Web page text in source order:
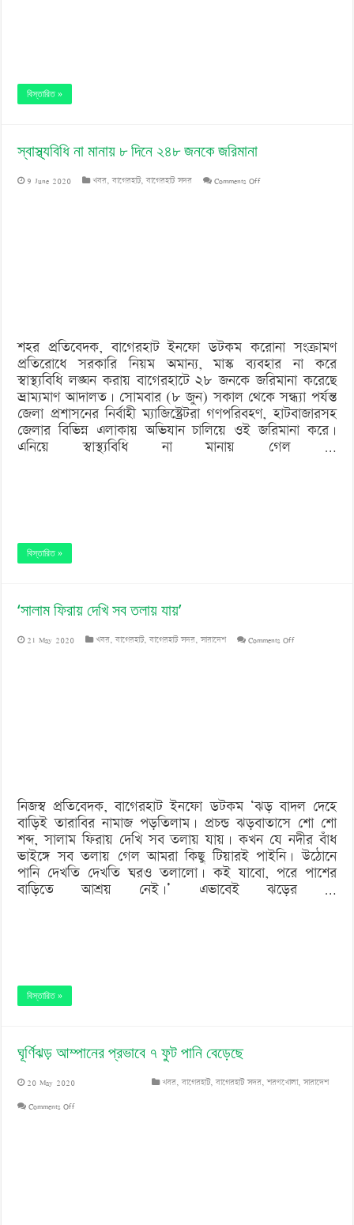
বিস্তারিত »
স্বাস্থ্যবিধি না মানায় ৮ দিনে ২৪৮ জনকে জরিমানা
9 June 2020 খবর,বাগেরহাট,বাগেরহাট সদর Comments Offon
জনকে
জরিমানা
শহর প্রতিবেদক, বাগেরহাট ইনফো ডটকম করোনা সংক্রামণ
প্রতিরোধে সরকারি নিয়ম অমান্য, মাস্ক ব্যবহার না করে
স্বাস্থ্যবিধি লঙ্ঘন করায় বাগেরহাটে ২৮ জনকে জরিমানা করেছে
ভ্রাম্যমাণ আদালত। সোমবার (৮ জুন) সকাল থেকে সন্ধ্যা পর্যন্ত
জেলা প্রশাসনের নির্বাহী ম্যাজিস্ট্রেটরা গণপরিবহণ, হাটবাজারসহ
জেলার বিভিন্ন এলাকায় অভিযান চালিয়ে ওই জরিমানা করে।
এনিয়ে স্বাস্থ্যবিধি না মানায় গেল …
বিস্তারিত »
‘সালাম ফিরায় দেখি সব তলায় যায়’
21 May 2020 খবর,বাগেরহাট,বাগেরহাট সদর,সারাদেশ Comments Offon
নিজস্ব প্রতিবেদক, বাগেরহাট ইনফো ডটকম ‘ঝড় বাদল দেহে
বাড়িই তারাবির নামাজ পড়তিলাম। প্রচন্ড ঝড়বাতাসে শো শো
শব্দ, সালাম ফিরায় দেখি সব তলায় যায়। কখন যে নদীর বাঁধ
ভাইঙ্গে সব তলায় গেল আমরা কিছু টিয়ারই পাইনি। উঠোনে
পানি দেখতি দেখতি ঘরও তলালো। কই যাবো, পরে পাশের
বাড়িতে আশ্রয় নেই।’ এভাবেই ঝড়ের …
বিস্তারিত »
ঘূর্ণিঝড় আম্পানের প্রভাবে ৭ ফুট পানি বেড়েছে
20 May 2020 খবর,বাগেরহাট,বাগেরহাট সদর,শরণখোলা,সারাদেশ
Comments Offon